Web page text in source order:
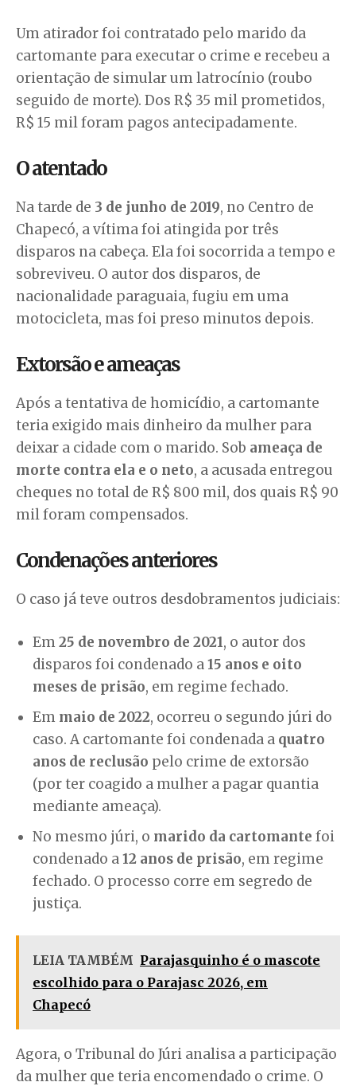
Um atirador foi contratado pelo marido da
cartomante para executar o crime e recebeu a
orientação de simular um latrocínio (roubo
seguido de morte). Dos R$ 35 mil prometidos,
R$ 15 mil foram pagos antecipadamente.
O atentado
Na tarde de 3 de junho de 2019, no Centro de
Chapecó, a vítima foi atingida por três
disparos na cabeça. Ela foi socorrida a tempo e
sobreviveu. O autor dos disparos, de
nacionalidade paraguaia, fugiu em uma
motocicleta, mas foi preso minutos depois.
Extorsão e ameaças
Após a tentativa de homicídio, a cartomante
teria exigido mais dinheiro da mulher para
deixar a cidade com o marido. Sob ameaça de
morte contra ela e o neto, a acusada entregou
cheques no total de R$ 800 mil, dos quais R$ 90
mil foram compensados.
Condenações anteriores
O caso já teve outros desdobramentos judiciais:
Em25 de novembro de 2021, o autor dos
disparos foi condenado a15 anos e oito
meses de prisão, em regime fechado.
Em maio de 2022, ocorreu o segundo júri do
caso. A cartomante foi condenada a quatro
anos de reclusão pelo crime de extorsão
(por ter coagido a mulher a pagar quantia
mediante ameaça).
No mesmo júri, o marido da cartomante foi
condenado a12 anos de prisão, em regime
fechado. O processo corre em segredo de
justiça.
LEIA TAMBÉM Parajasquinho é o mascote
escolhido para o Parajasc 2026, em
Chapecó
Agora, o Tribunal do Júri analisa a participação
da mulher que teria encomendado o crime. O